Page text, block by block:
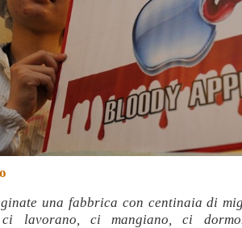
una fabbrica con centinaia di
lavorano, ci mangiano, ci